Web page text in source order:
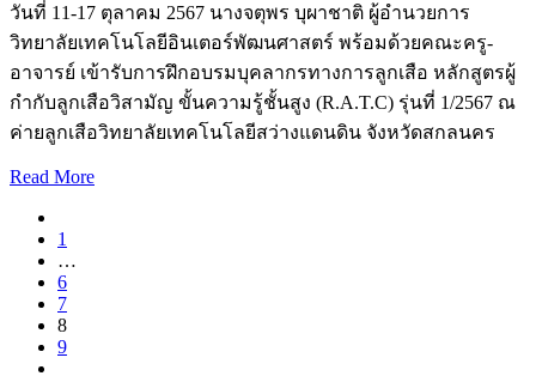
วันที่ 11-17 ตุลาคม 2567 นางจตุพร บุผาชาติ ผู้อำนวยการ
วิทยาลัยเทคโนโลยีอินเตอร์พัฒนศาสตร์ พร้อมด้วยคณะครู-
อาจารย์ เข้ารับการฝึกอบรมบุคลากรทางการลูกเสือ หลักสูตรผู้
กำกับลูกเสือวิสามัญ ขั้นความรู้ชั้นสูง (R.A.T.C) รุ่นที่ 1/2567 ณ
ค่ายลูกเสือวิทยาลัยเทคโนโลยีสว่างแดนดิน จังหวัดสกลนคร
Read More
1
…
6
7
8
9